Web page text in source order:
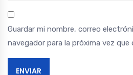
Guardar mi nombre, correo
navegador para la próxima vez que